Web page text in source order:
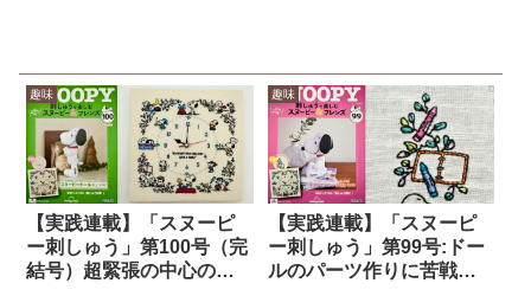
趣味
【実践連載】「スヌーピ
ー刺しゅう」第100号（完
結号）超緊張の中心の穴
趣味
【実践連載】「スヌーピ
ー刺しゅう」第99号:ドー
ルのパーツ作りに苦戦…